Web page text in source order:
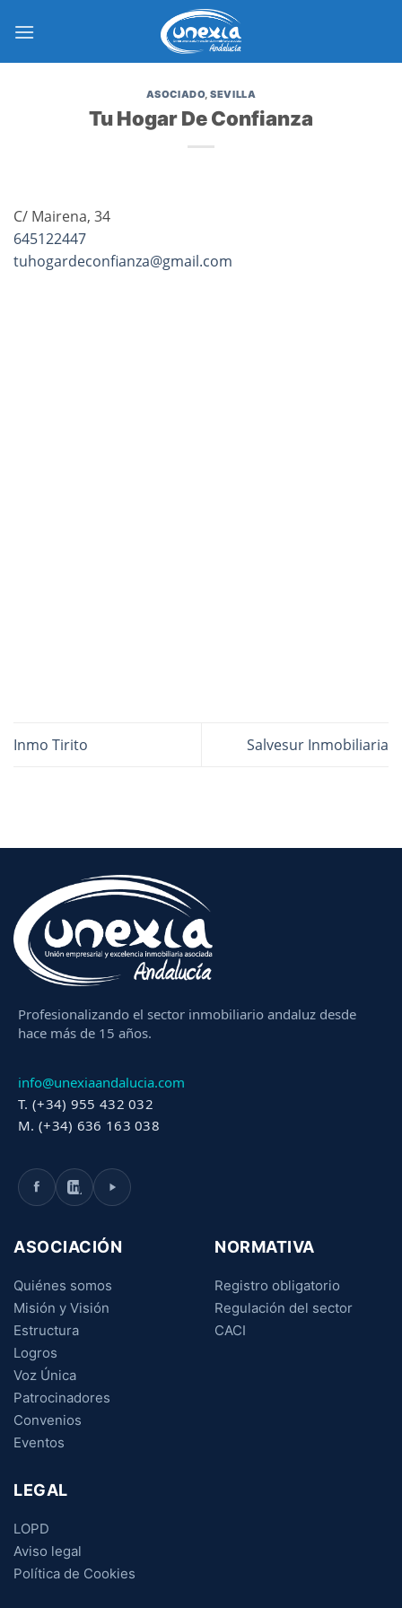
ASOCIADO,SEVILLA
Tu Hogar De Confianza
C/ Mairena, 34
645122447
tuhogardeconfianza@gmail.com
Inmo Tirito Salvesur Inmobiliaria
Profesionalizando el sector inmobiliario andaluz desde
hace más de 15 años.
info@unexiaandalucia.com
T. (+34) 955 432 032
M. (+34) 636 163 038
ASOCIACIÓN
Quiénes somos
Misión y Visión
Estructura
Logros
Voz Única
Patrocinadores
Convenios
Eventos
NORMATIVA
Registro obligatorio
Regulación del sector
CACI
LEGAL
LOPD
Aviso legal
Política de Cookies